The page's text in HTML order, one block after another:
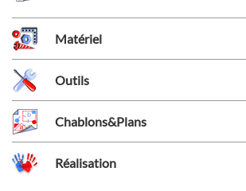
Matériel
Outils
Chablons&Plans
Réalisation